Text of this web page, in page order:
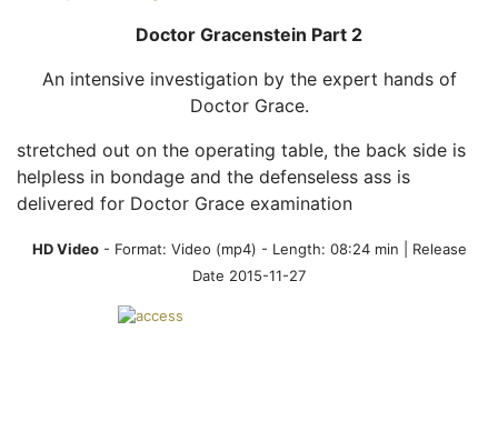
Doctor Gracenstein Part 2
An intensive investigation by the expert hands of
Doctor Grace.
stretched out on the operating table, the back side is
helpless in bondage and the defenseless ass is
delivered for Doctor Grace examination
HD Video- Format: Video (mp4) - Length: 08:24 min | Release
Date 2015-11-27